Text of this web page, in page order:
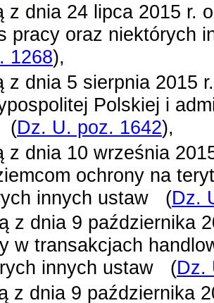
z dnia 24 lipca 2015 r.
pracy oraz niektórych
1268),
z dnia 5 sierpnia 2015
Polskiej i
(Dz. U. poz. 1642),
z dnia 10 września
ochrony na
innych ustaw
(Dz.
z dnia 9 października
w transakcjach
innych ustaw
(Dz.
z dnia 9 października